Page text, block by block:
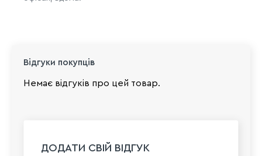
Відгуки покупців
Немає відгуків про цей товар.
ДОДАТИ СВІЙ ВІДГУК